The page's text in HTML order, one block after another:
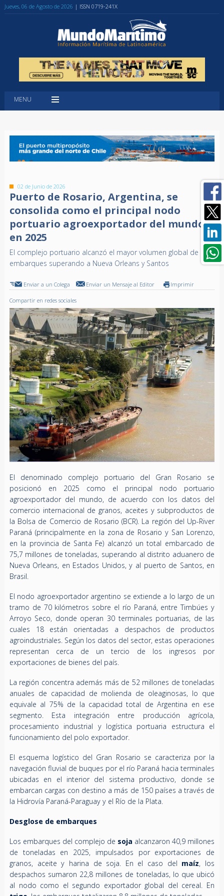
Jueves, 06 de Agosto de 2026 | ISSN 0719-241X
MENU
02 de Junio de 2026
Puerto de Rosario, Argentina, se
consolida como el principal nodo
portuario agroexportador del mundo
en 2025
El complejo portuario alcanzó el mayor volumen global de
embarques superando a Nueva Orleans y Santos
Enviar a un Colega Enviar un Mensaje al Editor Imprimir
Compartir en redes sociales
El denominado complejo portuario del Gran Rosario se
posicionó en 2025 como el principal nodo portuario
agroexportador del mundo, de acuerdo con los datos del
comercio internacional de granos, aceites y subproductos de
la Bolsa de Comercio de Rosario (BCR). La región del Up-River
Paraná (principalmente en la zona de Rosario y San Lorenzo,
en la provincia de Santa Fe) alcanzó un total embarcado de
75,7 millones de toneladas, superando al distrito aduanero de
Nueva Orleans, en Estados Unidos, y al puerto de Santos, en
Brasil.
El nodo agroexportador argentino se extiende a lo largo de un
tramo de 70 kilómetros sobre el río Paraná, entre Timbúes y
Arroyo Seco, donde operan 30 terminales portuarias, de las
cuales 18 están orientadas a despachos de productos
agroindustriales. Según los datos del sector, estas operaciones
representan cerca de un tercio de los ingresos por
exportaciones de bienes del país.
La región concentra además más de 52 millones de toneladas
anuales de capacidad de molienda de oleaginosas, lo que
equivale al 75% de la capacidad total de Argentina en ese
segmento. Esta integración entre producción agrícola,
procesamiento industrial y logística portuaria estructura el
funcionamiento del polo exportador.
El esquema logístico del Gran Rosario se caracteriza por la
navegación fluvial de buques por el río Paraná hacia terminales
ubicadas en el interior del sistema productivo, donde se
embarcan cargas con destino a más de 150 países a través de
la Hidrovía Paraná-Paraguay y el Río de la Plata.
Desglose de embarques
Los embarques del complejo de soja alcanzaron 40,9 millones
de toneladas en 2025, impulsados por exportaciones de
granos, aceite y harina de soja. En el caso del maíz, los
despachos sumaron 22,8 millones de toneladas, lo que ubicó
al nodo como el segundo exportador global del cereal. En